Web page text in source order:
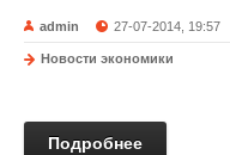
admin 27-07-2014, 19:57
Новости экономики
Подробнее